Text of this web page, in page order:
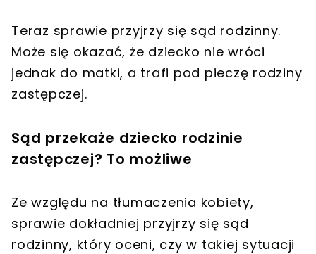
Teraz sprawie przyjrzy się sąd rodzinny.
Może się okazać, że dziecko nie wróci
jednak do matki, a trafi pod pieczę rodziny
zastępczej.
Sąd przekaże dziecko rodzinie
zastępczej? To możliwe
Ze względu na tłumaczenia kobiety,
sprawie dokładniej przyjrzy się sąd
rodzinny, który oceni, czy w takiej sytuacji